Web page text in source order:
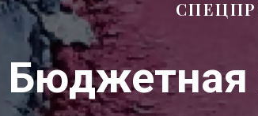
Бюджетная